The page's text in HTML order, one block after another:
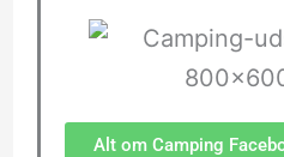
Alt om Camping